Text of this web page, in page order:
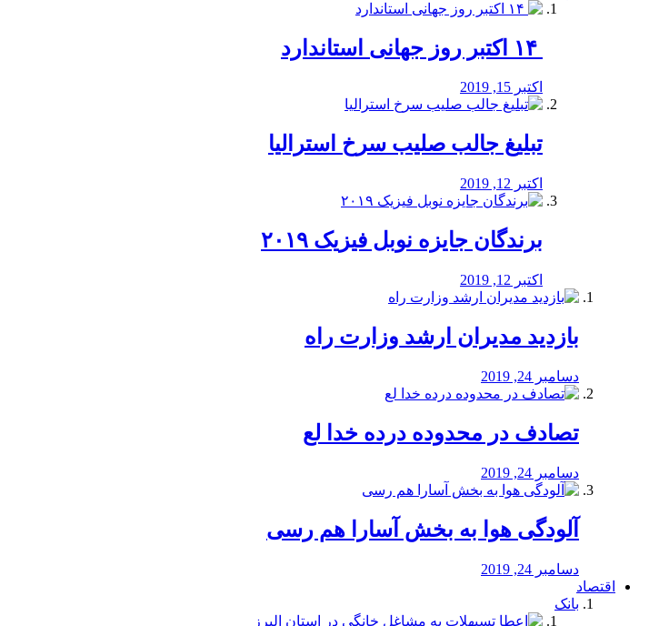
اکتبر 15, 2019
تبلیغ جالب صلیب سرخ استرالیا
اکتبر 12, 2019
برندگان جایزه نوبل فیزیک ۲۰۱۹
اکتبر 12, 2019
بازدید مدیران ارشد وزارت راه
دسامبر 24, 2019
تصادف در محدوده درده خدا لع
دسامبر 24, 2019
آلودگی هوا به بخش آسارا هم رسی
دسامبر 24, 2019
اقتصاد
بانک